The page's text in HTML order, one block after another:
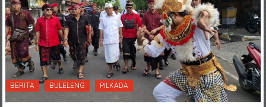
BERITA BULELENG PILKADA